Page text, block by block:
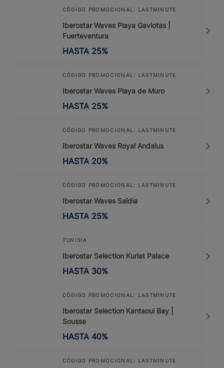
CÓDIGO PROMOCIONAL: LASTMINUTE
Iberostar Waves Playa Gaviotas |
Fuerteventura
HASTA 25%
CÓDIGO PROMOCIONAL: LASTMINUTE
Iberostar Waves Playa de Muro
HASTA 25%
CÓDIGO PROMOCIONAL: LASTMINUTE
Iberostar Waves Royal Andalus
HASTA 20%
CÓDIGO PROMOCIONAL: LASTMINUTE
Iberostar Waves Saïdia
HASTA 25%
TUNISIA
Iberostar Selection Kuriat Palace
HASTA 30%
CÓDIGO PROMOCIONAL: LASTMINUTE
Iberostar Selection Kantaoui Bay |
Sousse
HASTA 40%
CÓDIGO PROMOCIONAL: LASTMINUTE